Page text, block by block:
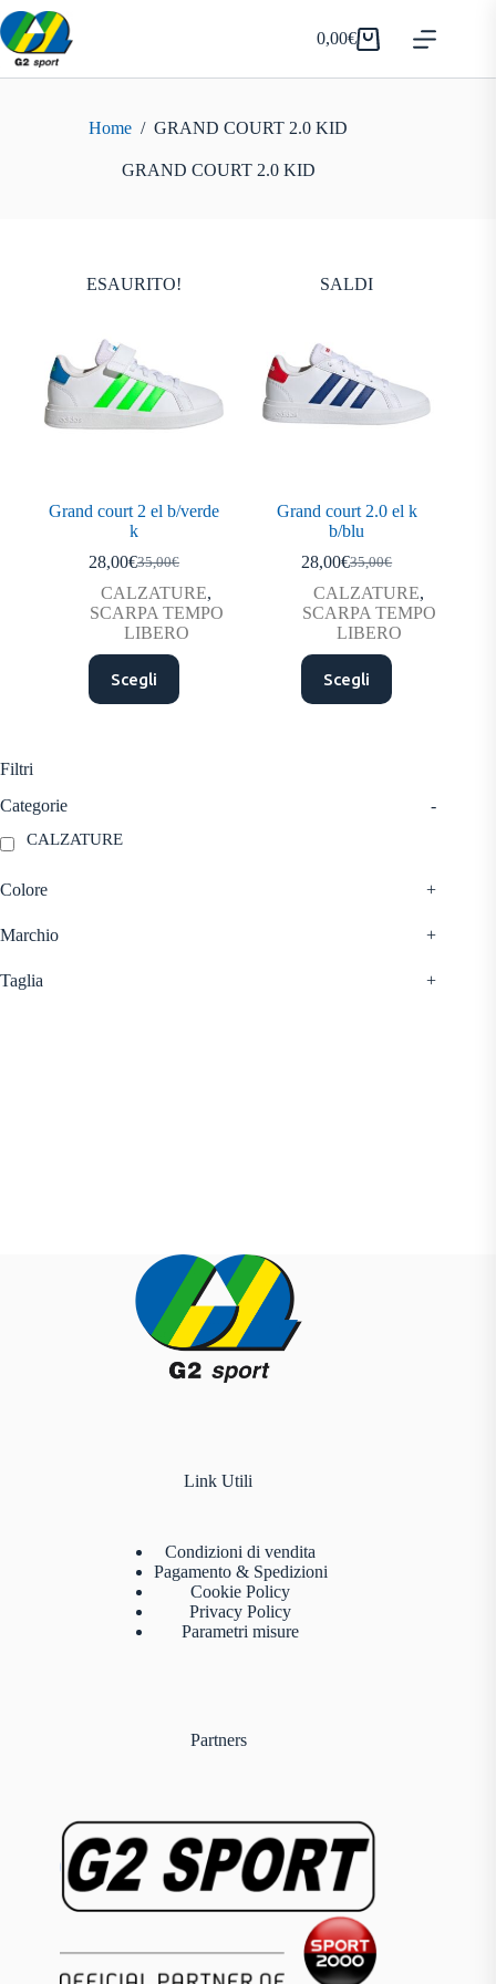
Salta
al
contenuto
Carrello
0,00€
Home / GRAND COURT 2.0 KID
GRAND COURT 2.0 KID
ESAURITO!
Grand court 2 el b/verde
k
35,00€
Il
prezzo
originale
era:
35,00€.
28,00€Il
prezzo
attuale
è:
28,00€.
CALZATURE,
SCARPA TEMPO
LIBERO
Scegli
Questo
prodotto
ha
SALDI
Grand court 2.0 el k
b/blu
35,00€
Il
prezzo
originale
era:
35,00€.
28,00€Il
prezzo
attuale
è:
28,00€.
CALZATURE,
SCARPA TEMPO
LIBERO
Scegli
Questo
prodotto
ha
Filtri
Categorie
-
CALZATURE
Colore +
Marchio +
Taglia +
Link Utili
Condizioni di vendita
Pagamento & Spedizioni
Cookie Policy
Privacy Policy
Parametri misure
Partners